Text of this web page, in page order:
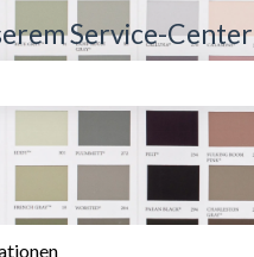
Service-Center
leer ist.